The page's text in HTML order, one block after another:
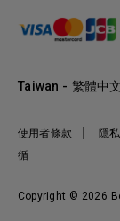
手冊與軟體下載
產品常見問題
BenQ 大娛樂家
永續發展
產品碳足跡報告
明基基金會
Copyright © 2026
使用者條款 隱
循
Taiwan - 繁體中文